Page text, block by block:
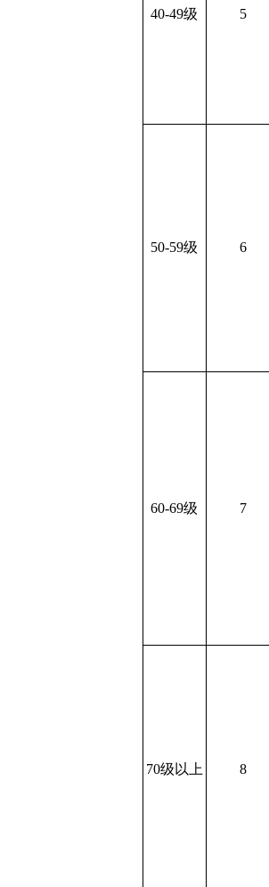
40-49级 5
50-59级 6
60-69级 7
70级以上 8